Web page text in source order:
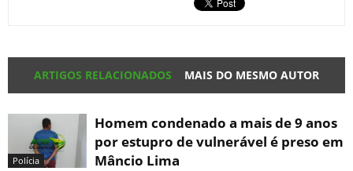
ARTIGOS RELACIONADOS MAIS DO MESMO AUTOR
Polícia
Homem condenado a mais de 9 anos
por estupro de vulnerável é preso em
Mâncio Lima